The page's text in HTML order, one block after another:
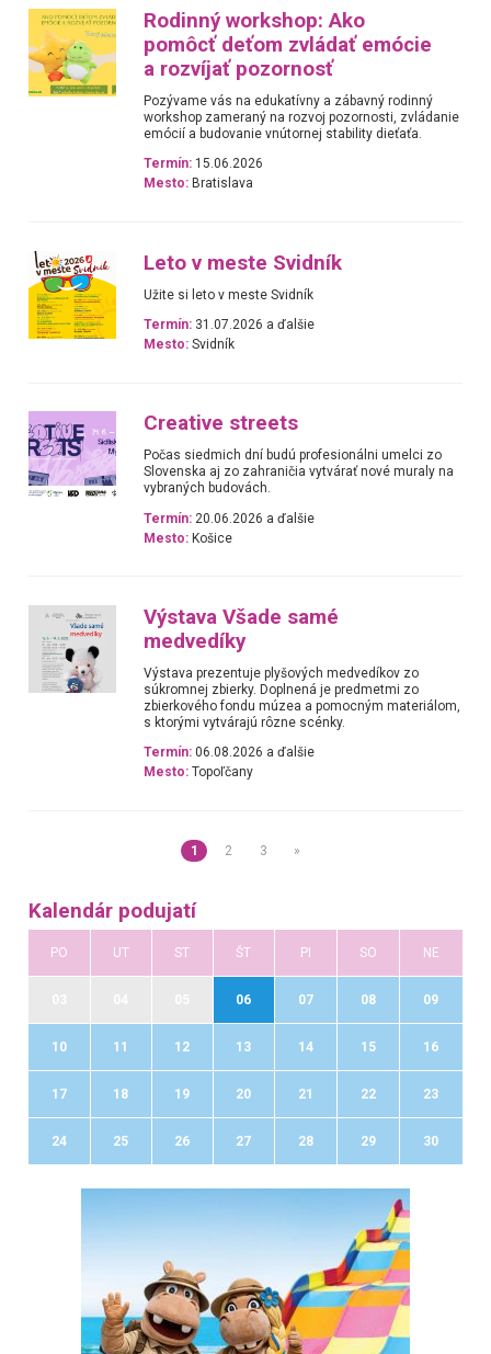
Rodinný workshop: Ako
pomôcť deťom zvládať emócie
a rozvíjať pozornosť
Pozývame vás na edukatívny a zábavný rodinný
workshop zameraný na rozvoj pozornosti, zvládanie
emócií a budovanie vnútornej stability dieťaťa.
Termín: 15.06.2026
Mesto: Bratislava
Leto v meste Svidník
Užite si leto v meste Svidník
Termín: 31.07.2026 a ďalšie
Mesto: Svidník
Creative streets
Počas siedmich dní budú profesionálni umelci zo
Slovenska aj zo zahraničia vytvárať nové muraly na
vybraných budovách.
Termín: 20.06.2026 a ďalšie
Mesto: Košice
Výstava Všade samé
medvedíky
Výstava prezentuje plyšových medvedíkov zo
súkromnej zbierky. Doplnená je predmetmi zo
zbierkového fondu múzea a pomocným materiálom,
s ktorými vytvárajú rôzne scénky.
Termín: 06.08.2026 a ďalšie
Mesto: Topoľčany
1 2 3 »
Kalendár podujatí
PO UT ST ŠT PI SO NE
06 07 08 09
10 11 12 13 14 15 16
17 18 19 20 21 22 23
24 25 26 27 28 29 30